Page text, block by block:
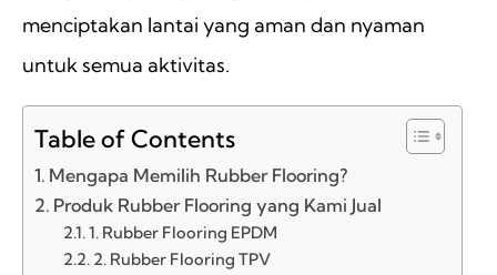
menciptakan lantai yang aman dan nyaman
untuk semua aktivitas.
Table of Contents
Mengapa Memilih Rubber Flooring?
Produk Rubber Flooring yang Kami Jual
1. Rubber Flooring EPDM
2. Rubber Flooring TPV